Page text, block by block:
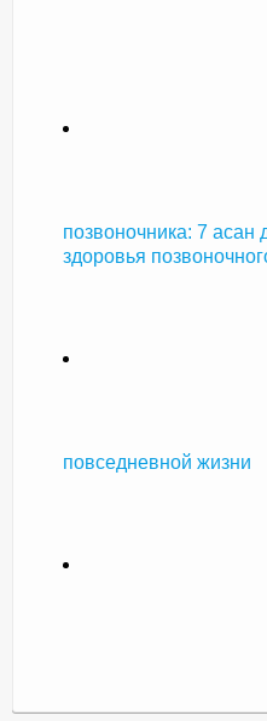
позвоночника: 7 асан
здоровья
повседневной жизни